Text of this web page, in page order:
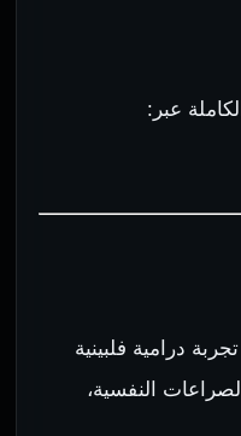
عبر:
تجربة درامية فلبينية
النفسية،